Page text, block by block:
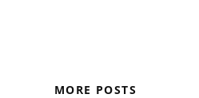
MORE POSTS